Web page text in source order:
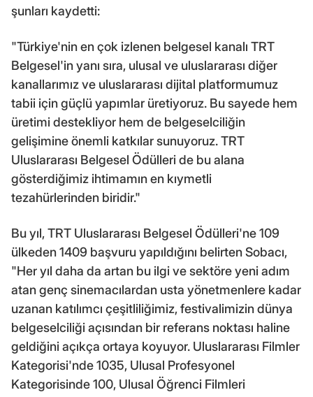
şunları kaydetti:
"Türkiye'nin en çok izlenen belgesel kanalı TRT
Belgesel'in yanı sıra, ulusal ve uluslararası diğer
kanallarımız ve uluslararası dijital platformumuz
tabii için güçlü yapımlar üretiyoruz. Bu sayede hem
üretimi destekliyor hem de belgeselciliğin
gelişimine önemli katkılar sunuyoruz. TRT
Uluslararası Belgesel Ödülleri de bu alana
gösterdiğimiz ihtimamın en kıymetli
tezahürlerinden biridir."
Bu yıl, TRT Uluslararası Belgesel Ödülleri'ne 109
ülkeden 1409 başvuru yapıldığını belirten Sobacı,
"Her yıl daha da artan bu ilgi ve sektöre yeni adım
atan genç sinemacılardan usta yönetmenlere kadar
uzanan katılımcı çeşitliliğimiz, festivalimizin dünya
belgeselciliği açısından bir referans noktası haline
geldiğini açıkça ortaya koyuyor. Uluslararası Filmler
Kategorisi'nde 1035, Ulusal Profesyonel
Kategorisinde 100, Ulusal Öğrenci Filmleri